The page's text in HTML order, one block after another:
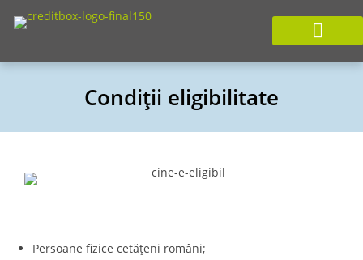
Condiții eligibilitate
Persoane fizice cetățeni români;